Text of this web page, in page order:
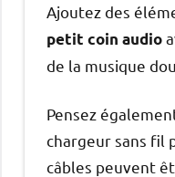
Ajoutez des
petit coin audio
de la musique
Pensez
chargeur sans fil
câbles peuvent